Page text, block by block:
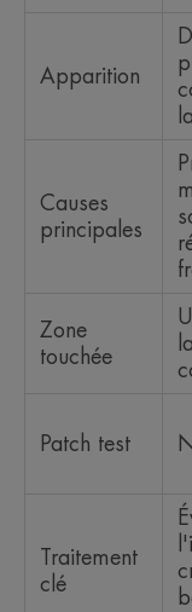
Apparition
Causes
principales
Zone
touchée
Patch test
Traitement
clé